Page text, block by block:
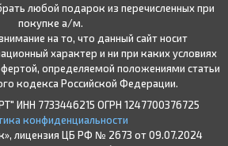
любой подарок из перечисленных при
покупке а/м.
на то, что данный сайт носит
характер и ни при каких условиях
определяемой положениями статьи
кодекса Российской Федерации.
ИНН 7733446215 ОГРН 1247700376725
конфиденциальности
лицензия ЦБ РФ № 2673 от 09.07.2024